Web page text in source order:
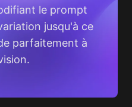
le prompt
jusqu'à ce
parfaitement à